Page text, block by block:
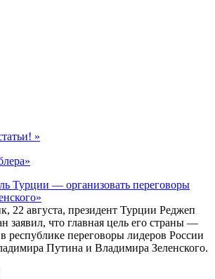
»
Турции — организовать переговоры
22 августа, президент Турции Реджеп
заявил, что главная цель его страны —
республике переговоры лидеров России
Путина и Владимира Зеленского.